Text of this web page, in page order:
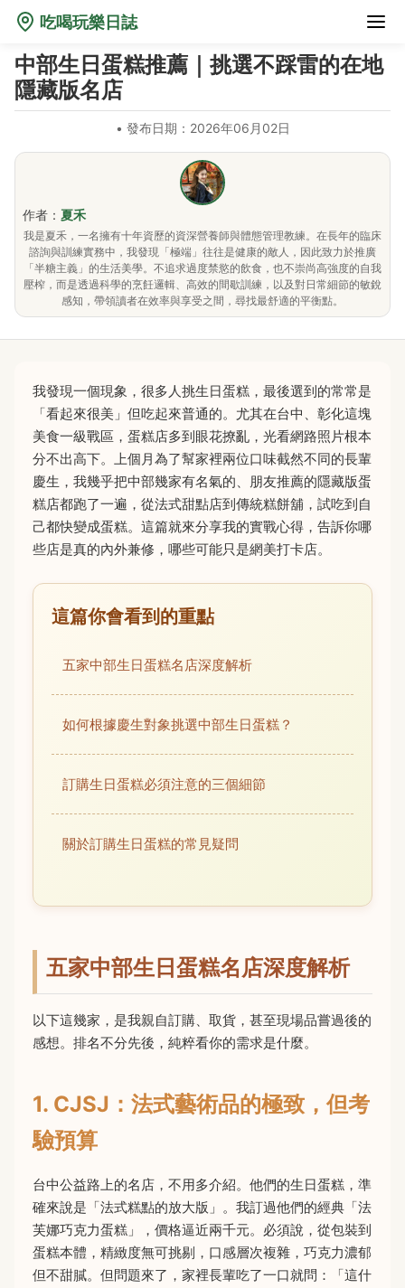
吃喝玩樂日誌
中部生日蛋糕推薦｜挑選不踩雷的在地
隱藏版名店
• 發布日期：2026年06月02日
作者： 夏禾
我是夏禾，一名擁有十年資歷的資深營養師與體態管理教練。在長年的臨床
諮詢與訓練實務中，我發現「極端」往往是健康的敵人，因此致力於推廣
「半糖主義」的生活美學。不追求過度禁慾的飲食，也不崇尚高強度的自我
壓榨，而是透過科學的烹飪邏輯、高效的間歇訓練，以及對日常細節的敏銳
感知，帶領讀者在效率與享受之間，尋找最舒適的平衡點。
我發現一個現象，很多人挑生日蛋糕，最後選到的常常是
「看起來很美」但吃起來普通的。尤其在台中、彰化這塊
美食一級戰區，蛋糕店多到眼花撩亂，光看網路照片根本
分不出高下。上個月為了幫家裡兩位口味截然不同的長輩
慶生，我幾乎把中部幾家有名氣的、朋友推薦的隱藏版蛋
糕店都跑了一遍，從法式甜點店到傳統糕餅舖，試吃到自
己都快變成蛋糕。這篇就來分享我的實戰心得，告訴你哪
些店是真的內外兼修，哪些可能只是網美打卡店。
這篇你會看到的重點
五家中部生日蛋糕名店深度解析
如何根據慶生對象挑選中部生日蛋糕？
訂購生日蛋糕必須注意的三個細節
關於訂購生日蛋糕的常見疑問
五家中部生日蛋糕名店深度解析
以下這幾家，是我親自訂購、取貨，甚至現場品嘗過後的
感想。排名不分先後，純粹看你的需求是什麼。
1. CJSJ：法式藝術品的極致，但考
驗預算
台中公益路上的名店，不用多介紹。他們的生日蛋糕，準
確來說是「法式糕點的放大版」。我訂過他們的經典「法
芙娜巧克力蛋糕」，價格逼近兩千元。必須說，從包裝到
蛋糕本體，精緻度無可挑剔，口感層次複雜，巧克力濃郁
但不甜膩。但問題來了，家裡長輩吃了一口就問：「這什